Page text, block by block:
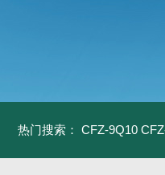
热门搜索： CFZ-9Q10